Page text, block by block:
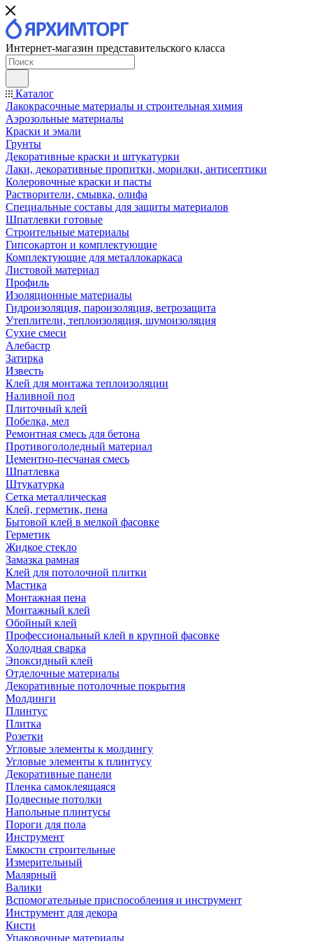
Интернет-магазин представительского класса
Каталог
Лакокрасочные материалы и строительная химия
Аэрозольные материалы
Краски и эмали
Грунты
Декоративные краски и штукатурки
Лаки, декоративные пропитки, морилки, антисептики
Колеровочные краски и пасты
Растворители, смывка, олифа
Специальные составы для защиты материалов
Шпатлевки готовые
Строительные материалы
Гипсокартон и комплектующие
Комплектующие для металлокаркаса
Листовой материал
Профиль
Изоляционные материалы
Гидроизоляция, пароизоляция, ветрозащита
Утеплители, теплоизоляция, шумоизоляция
Сухие смеси
Алебастр
Затирка
Известь
Клей для монтажа теплоизоляции
Наливной пол
Плиточный клей
Побелка, мел
Ремонтная смесь для бетона
Противогололедный материал
Цементно-песчаная смесь
Шпатлевка
Штукатурка
Сетка металлическая
Клей, герметик, пена
Бытовой клей в мелкой фасовке
Герметик
Жидкое стекло
Замазка рамная
Клей для потолочной плитки
Мастика
Монтажная пена
Монтажный клей
Обойный клей
Профессиональный клей в крупной фасовке
Холодная сварка
Эпоксидный клей
Отделочные материалы
Декоративные потолочные покрытия
Молдинги
Плинтус
Плитка
Розетки
Угловые элементы к молдингу
Угловые элементы к плинтусу
Декоративные панели
Пленка самоклеящаяся
Подвесные потолки
Напольные плинтусы
Пороги для пола
Инструмент
Емкости строительные
Измерительный
Малярный
Валики
Вспомогательные приспособления и инструмент
Инструмент для декора
Кисти
Упаковочные материалы